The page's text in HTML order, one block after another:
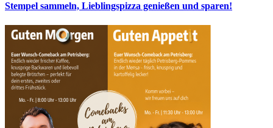
Stempel sammeln, Lieblingspizza genießen und sparen!